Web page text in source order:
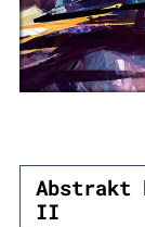
Abstrakt
II